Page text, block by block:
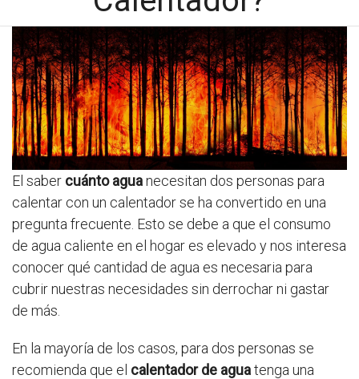
El saber cuánto aguanecesitan dos personas para
calentar con un calentador se ha convertido en una
pregunta frecuente. Esto se debe a que el consumo
de agua caliente en el hogar es elevado y nos interesa
conocer qué cantidad de agua es necesaria para
cubrir nuestras necesidades sin derrochar ni gastar
de más.
En la mayoría de los casos, para dos personas se
recomienda que el calentador de aguatenga una